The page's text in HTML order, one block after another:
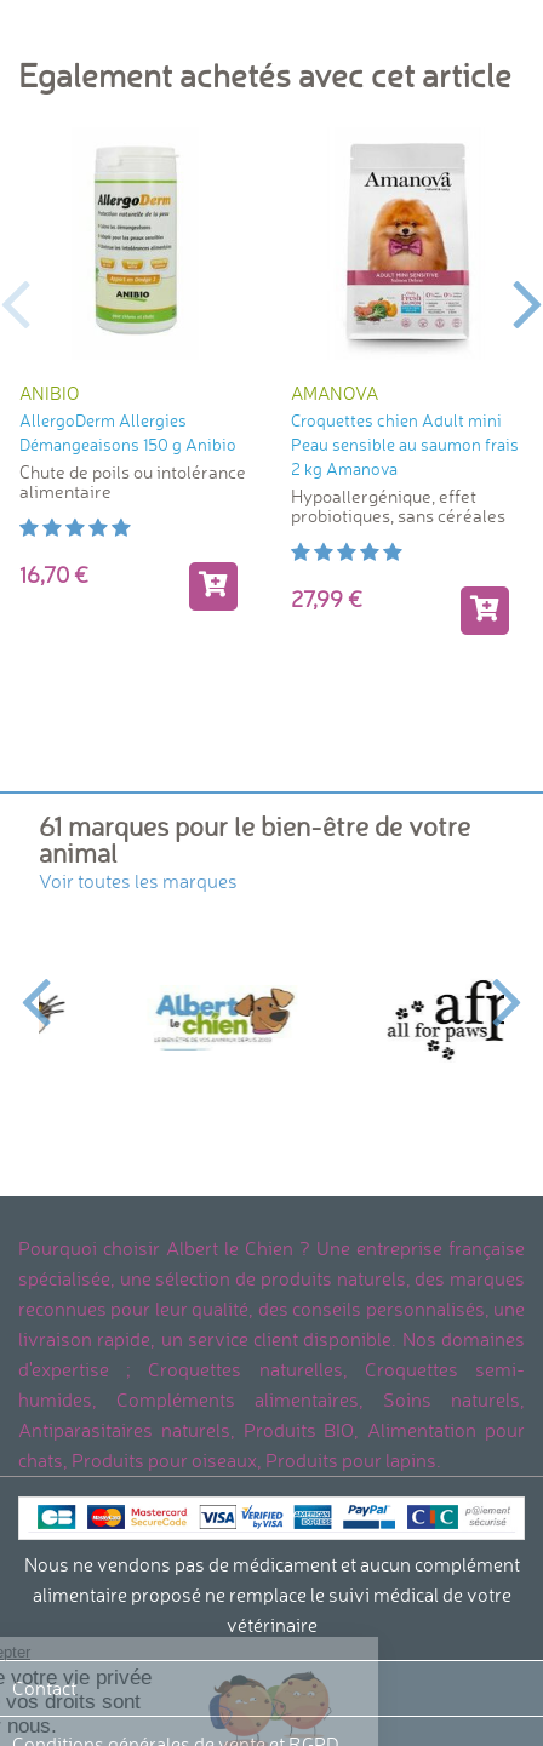
Egalement achetés avec cet article
ANIBIO
AllergoDerm Allergies
Démangeaisons 150 g Anibio
Chute de poils ou intolérance
alimentaire
16,70
AMANOVA
Croquettes chien Adult mini
Peau sensible au saumon frais
2 kg Amanova
Hypoallergénique, effet
probiotiques, sans céréales
27,99
61 marques pour le bien-être de votre
animal
Voir toutes les marques
Pourquoi choisir Albert le Chien ? Une entreprise française
spécialisée, une sélection de produits naturels, des marques
reconnues pour leur qualité, des conseils personnalisés, une
livraison rapide, un service client disponible. Nos domaines
d'expertise ; Croquettes naturelles, Croquettes semi-
humides, Compléments alimentaires, Soins naturels,
Antiparasitaires naturels, Produits BIO, Alimentation pour
chats, Produits pour oiseaux, Produits pour lapins.
Nous ne vendons pas de médicament et aucun complément
alimentaire proposé ne remplace le suivi médical de votre
vétérinaire
Contact
Continuer sans accepter
La protection de votre vie privée
et le respect de vos droits sont
importants pour nous.